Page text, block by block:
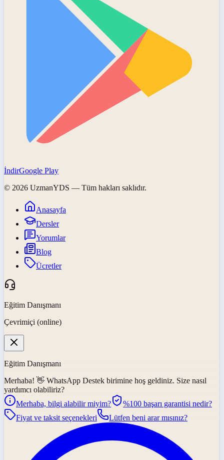
İndirGoogle Play
© 2026 UzmanYDS — Tüm hakları saklıdır.
Anasayfa
Dersler
Yorumlar
Blog
Ücretler
Eğitim Danışmanı
Çevrimiçi (online)
Eğitim Danışmanı
Merhaba! 👋 WhatsApp Destek birimine hoş geldiniz. Size nasıl
yardımcı olabiliriz?
Merhaba, bilgi alabilir miyim?
%100 başarı garantisi nedir?
Fiyat ve taksit seçenekleri
Lütfen beni arar mısınız?